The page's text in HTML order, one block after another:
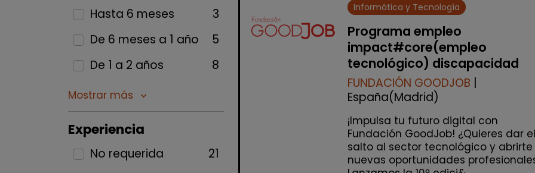
Hasta 6 meses
3
De 6 meses a 1 año
5
De 1 a 2 años
8
Mostrar más keyboard_arrow_down
Experiencia
No requerida
21
Informática y Tecnología
Programa empleo
impact#core(empleo
tecnológico) discapacidad
FUNDACIÓN GOODJOB |
España(Madrid)
¡Impulsa tu futuro digital con
Fundación GoodJob! ¿Quieres dar el
salto al sector tecnológico y abrirte
nuevas oportunidades